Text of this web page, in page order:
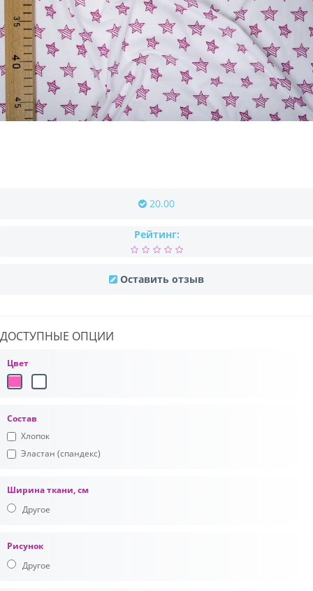
20.00
Рейтинг:
Оставить отзыв
ДОСТУПНЫЕ ОПЦИИ
Цвет
Состав
Хлопок
Эластан (спандекс)
Ширина ткани, см
Другое
Рисунок
Другое